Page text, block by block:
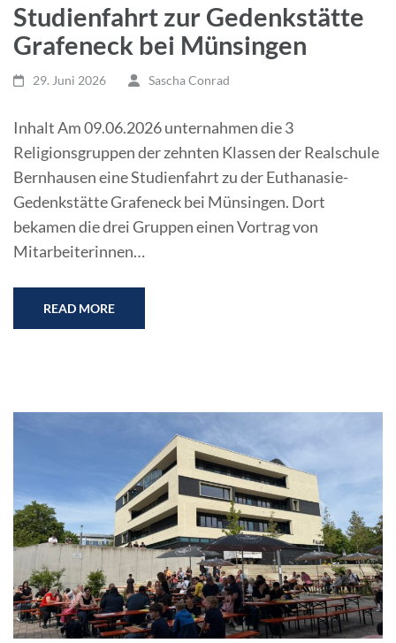
Studienfahrt zur Gedenkstätte
Grafeneck bei Münsingen
29. Juni 2026 Sascha Conrad
Inhalt Am 09.06.2026 unternahmen die 3
Religionsgruppen der zehnten Klassen der Realschule
Bernhausen eine Studienfahrt zu der Euthanasie-
Gedenkstätte Grafeneck bei Münsingen. Dort
bekamen die drei Gruppen einen Vortrag von
Mitarbeiterinnen…
READ MORE